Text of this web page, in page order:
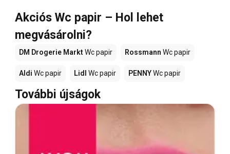
Akciós Wc papir – Hol lehet
megvásárolni?
DM Drogerie MarktWc papir Rossmann Wc papir
Aldi Wc papir Lidl Wc papir PENNYWc papir
További újságok